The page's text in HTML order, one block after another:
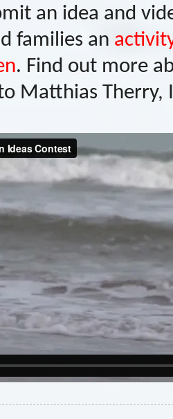
an idea and
families an
. Find out more
Matthias Therry,